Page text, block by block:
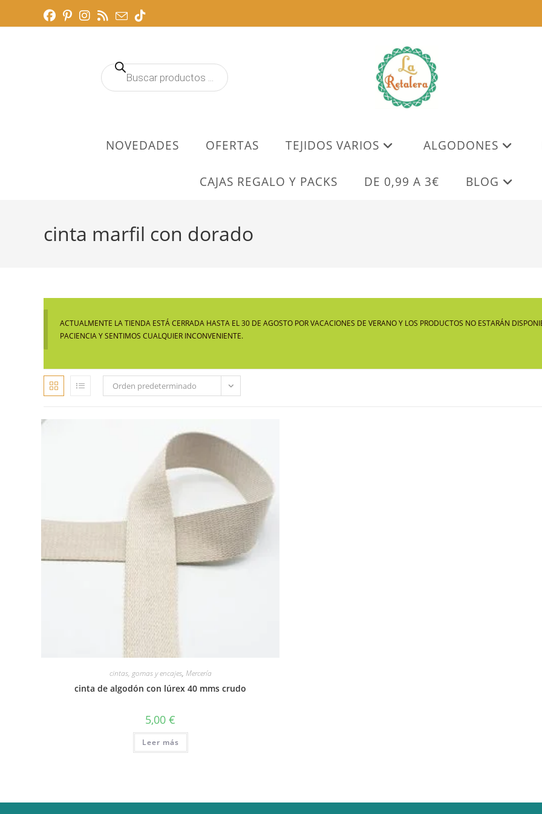
Búsqueda
de
NOVEDADES OFERTAS TEJIDOS VARIOS ALGODONES
CAJAS REGALO Y PACKS DE 0,99 A 3€ BLOG
cinta marfil con dorado
ACTUALMENTE LA TIENDA ESTÁ CERRADA HASTA EL 30 DE AGOSTO POR VACACIONES DE VERANO Y LOS PRODUCTOS NO ESTARÁN
PACIENCIA Y SENTIMOS CUALQUIER INCONVENIENTE.
Orden predeterminado
cintas, gomas y encajes, Mercería
cinta de algodón con lúrex 40 mms crudo
5,00€
Leer más